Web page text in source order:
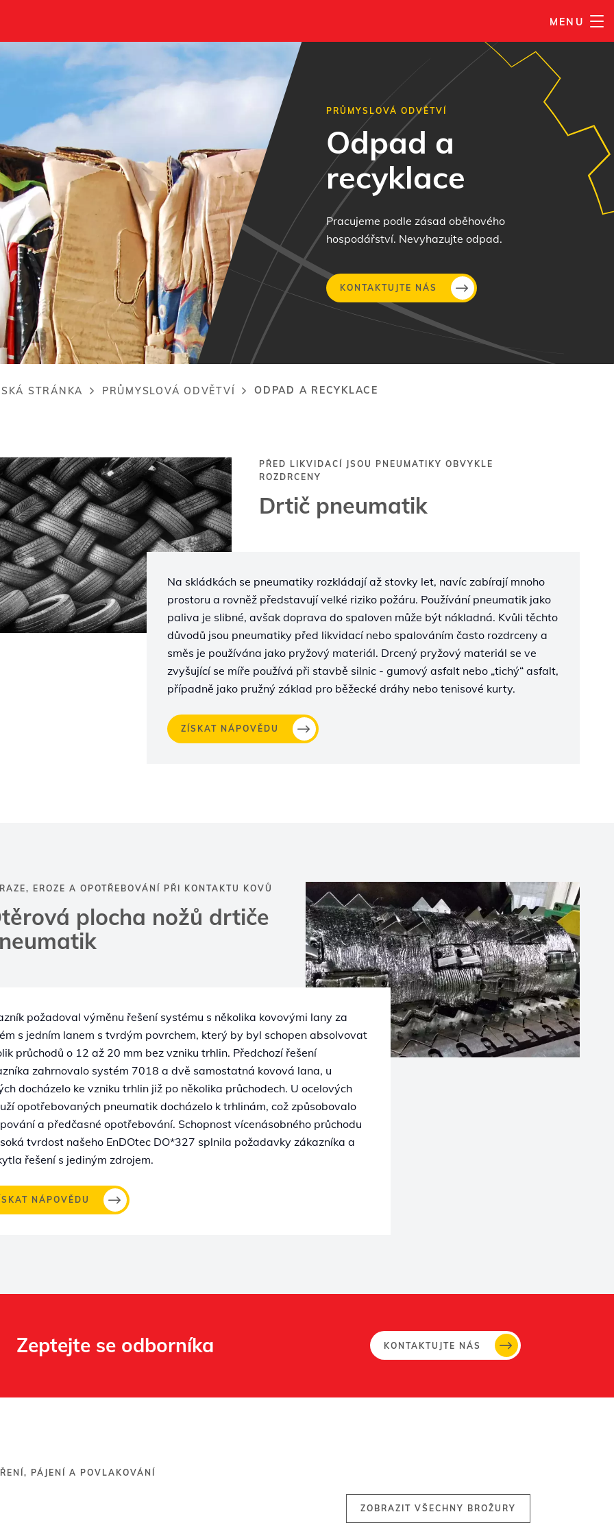
MENU
PRŮMYSLOVÁ ODVĚTVÍ
Odpad a
recyklace
Pracujeme podle zásad oběhového
hospodářství. Nevyhazujte odpad.
KONTAKTUJTE NÁS
STRÁNKA PRŮMYSLOVÁ ODVĚTVÍ ODPAD A RECYKLACE
PŘED LIKVIDACÍ JSOU PNEUMATIKY OBVYKLE
ROZDRCENY
Drtič pneumatik
Na skládkách se pneumatiky rozkládají až stovky let, navíc zabírají mnoho
prostoru a rovněž představují velké riziko požáru. Používání pneumatik jako
paliva je slibné, avšak doprava do spaloven může být nákladná. Kvůli těchto
důvodů jsou pneumatiky před likvidací nebo spalováním často rozdrceny a
směs je používána jako pryžový materiál. Drcený pryžový materiál se ve
zvyšující se míře používá při stavbě silnic - gumový asfalt nebo „tichý“ asfalt,
případně jako pružný základ pro běžecké dráhy nebo tenisové kurty.
ZÍSKAT NÁPOVĚDU
EROZE A OPOTŘEBOVÁNÍ PŘI KONTAKTU KOVŮ
plocha nožů drtiče
požadoval výměnu řešení systému s několika kovovými lany za
s jedním lanem s tvrdým povrchem, který by byl schopen absolvovat
průchodů o 12 až 20 mm bez vzniku trhlin. Předchozí řešení
zahrnovalo systém 7018 a dvě samostatná kovová lana, u
docházelo ke vzniku trhlin již po několika průchodech. U ocelových
opotřebovaných pneumatik docházelo k trhlinám, což způsobovalo
a předčasné opotřebování. Schopnost vícenásobného průchodu
tvrdost našeho EnDOtec DO*327 splnila požadavky zákazníka a
řešení s jediným zdrojem.
NÁPOVĚDU
Zeptejte se odborníka KONTAKTUJTE NÁS
PÁJENÍ A POVLAKOVÁNÍ
ZOBRAZIT VŠECHNY BROŽURY